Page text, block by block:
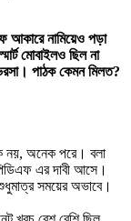
আকারে নামিয়েও পড়া
মোবাইলও ছিল না
পাঠক কেমন মিলত?
নয়, অনেক পরে। বলা
এর দাবী আসে।
সময়ের অভাবে।